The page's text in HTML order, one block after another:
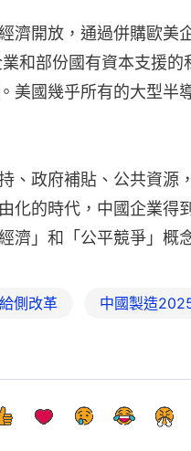
濟開放，通過併購歐美
和部份國有資本支援的
美國幾乎所有的大型半
、政府補貼、公共資源
化的時代，中國企業得
濟」和「公平競爭」概
側改革 中國製造